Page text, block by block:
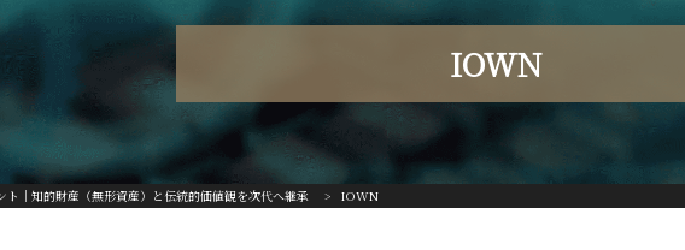
IOWN
ト｜知的財産（無形資産）と伝統的価値観を次代へ継承 > IOWN